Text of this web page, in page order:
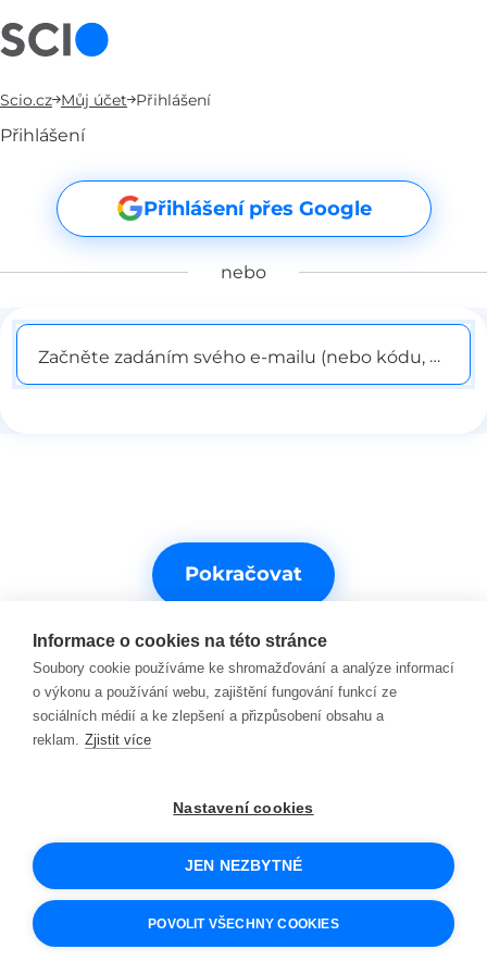
Scio.cz Můj účet Přihlášení
Přihlášení
Přihlášení přes Google
nebo
Začněte zadáním svého e-mailu (nebo kódu,
Pokračovat
Potřebujete s něčím pomoct?
Obchodní podmínky
Cookies a jak je používáme
Ochrana osobních údajů
Informace o cookies na této stránce
Soubory cookie používáme ke shromažďování a analýze informací
o výkonu a používání webu, zajištění fungování funkcí ze
sociálních médií a ke zlepšení a přizpůsobení obsahu a
reklam. Zjistit více
Nastavení cookies
JEN NEZBYTNÉ
POVOLIT VŠECHNY COOKIES